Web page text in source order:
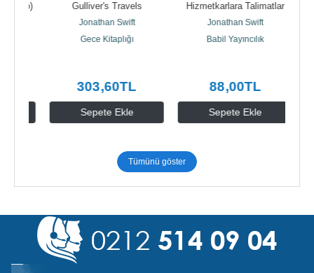
Sepete Ekle
Gulliver's Travels
Jonathan Swift
Gece Kitaplığı
303,60TL
Sepete Ekle
Hizmetkarlara Talimatlar
Jonathan Swift
Babil Yayıncılık
88,00TL
Tümünü göster